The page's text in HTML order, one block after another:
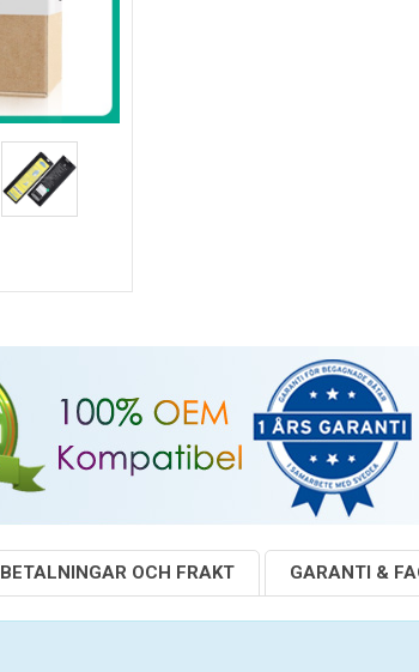
BETALNINGAR OCH FRAKT GARANTI &